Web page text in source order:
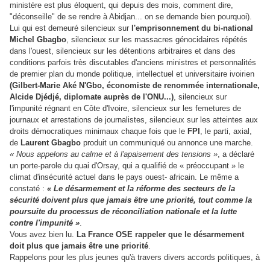
ministère est plus éloquent, qui depuis des mois, comment dire,
"déconseille" de se rendre à Abidjan... on se demande bien pourquoi).
Lui qui est demeuré silencieux sur l'emprisonnement du bi-national
Michel Gbagbo, silencieux sur les massacres génocidaires répétés
dans l'ouest, silencieux sur les détentions arbitraires et dans des
conditions parfois très discutables d'anciens ministres et personnalités
de premier plan du monde politique, intellectuel et universitaire ivoirien
(Gilbert-Marie Aké N'Gbo, économiste de renommée internationale,
Alcide Djédjé, diplomate auprès de l'ONU...), silencieux sur
l'impunité régnant en Côte d'Ivoire, silencieux sur les femetures de
journaux et arrestations de journalistes, silencieux sur les atteintes aux
droits démocratiques minimaux chaque fois que le FPI , le parti, axial,
de Laurent Gbagbo produit un communiqué ou annonce une marche.
« Nous appelons au calme et à l'apaisement des tensions », a déclaré
un porte-parole du quai d'Orsay, qui a qualifié de « préoccupant » le
climat d'insécurité actuel dans le pays ouest- africain. Le même a
constaté : « Le désarmement et la réforme des secteurs de la
sécurité doivent plus que jamais être une priorité, tout comme la
poursuite du processus de réconciliation nationale et la lutte
contre l'impunité ».
Vous avez bien lu. La France OSE rappeler que le désarmement
doit plus que jamais être une priorité.
Rappelons pour les plus jeunes qu'à travers divers accords politiques, à